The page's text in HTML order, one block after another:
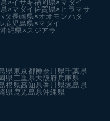
×イサキ福岡県×マダイ
×マダイ 佐賀県×ヒラマサ
タ長崎県×オオモンハタ
鹿児島県×マダイ
沖縄県×スジアラ
県東京都神奈川県千葉県
県三重県大阪府兵庫県
根県高知県香川県徳島県
県鹿児島県沖縄県